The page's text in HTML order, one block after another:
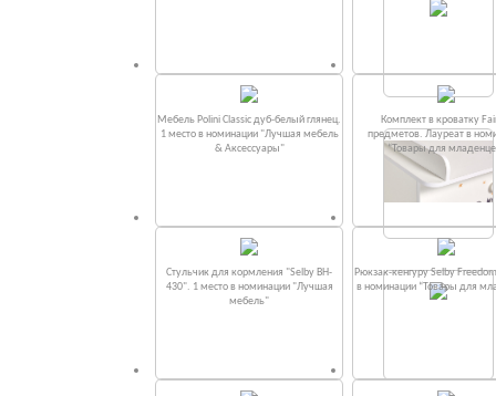
Мебель Polini Classic дуб-белый глянец.
1 место в номинации "Лучшая мебель
& Аксессуары"
Комплект в кроватку
предметов. Лауреат в
“Товары для
Стульчик для кормления "Selby BH-
430". 1 место в номинации "Лучшая
мебель"
Рюкзак-кенгуру Selby
в номинации “Товары для